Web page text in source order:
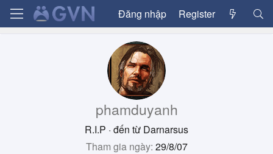
Đăng nhập Register
phamduyanh
R.I.P · đến từ Darnarsus
Tham gia ngày 29/8/07